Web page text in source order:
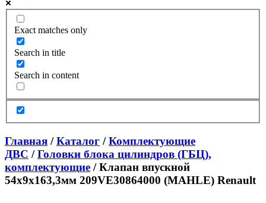
Exact matches only
Search in title
Search in content
Главная /Каталог /Комплектующие
ДВС /Головки блока цилиндров (ГБЦ),
комплектующие / Клапан впускной
54х9х163,3мм 209VE30864000 (MAHLE) Renault